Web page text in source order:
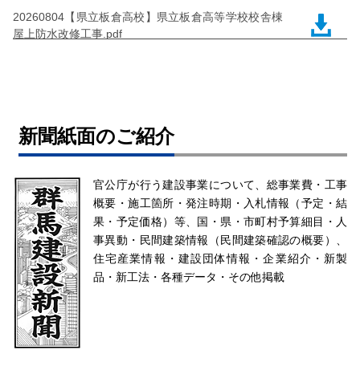
20260804【県立板倉高校】県立板倉高等学校校舎棟
屋上防水改修工事.pdf
新聞紙面のご紹介
官公庁が行う建設事業について、総事業費・工事
概要・施工箇所・発注時期・入札情報（予定・結
果・予定価格）等、国・県・市町村予算細目・人
事異動・民間建築情報（民間建築確認の概要）、
住宅産業情報・建設団体情報・企業紹介・新製
品・新工法・各種データ・その他掲載